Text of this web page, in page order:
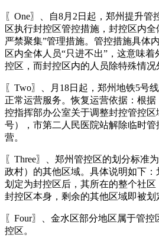
〖One〗、自8月2日起，郑州提升
区执行封控区管控措施，封控区内全
严禁聚集”管理措施。管控措施具体
区内全体人员“只进不出”，这意味
控区，而封控区内的人员除特殊情况
〖Two〗、月18日起，郑州地铁5号
正常运营服务。恢复运营依据：根
控指挥部办公室关于调整封控管控区
号），市第二人民医院站解除临时
营。
〖Three〗、郑州管控区的划分标准
政村）的其他区域。具体说明如下
划定为封控区后，其所在的整个社
封控区本身，剩余的其他区域即被划
〖Four〗、金水区部分地区属于管
控区。